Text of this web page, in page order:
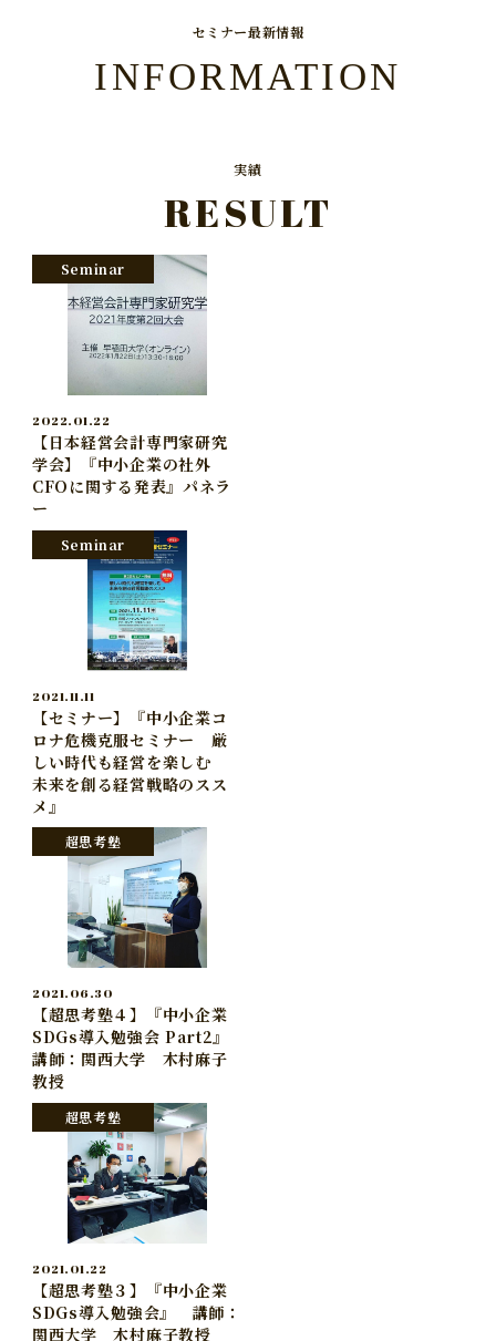
セミナー最新情報
INFORMATION
実績
RESULT
Seminar
2022.01.22
【日本経営会計専門家研究
学会】『中小企業の社外
CFOに関する発表』パネラ
ー
Seminar
2021.11.11
【セミナー】『中小企業コ
ロナ危機克服セミナー 厳
しい時代も経営を楽しむ
未来を創る経営戦略のスス
メ』
超思考塾
2021.06.30
【超思考塾４】『中小企業
SDGs導入勉強会 Part2』
講師：関西大学 木村麻子
教授
超思考塾
2021.01.22
【超思考塾３】『中小企業
SDGs導入勉強会』 講師：
関西大学 木村麻子教授